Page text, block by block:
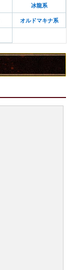
冰龍系
オルドマキナ系